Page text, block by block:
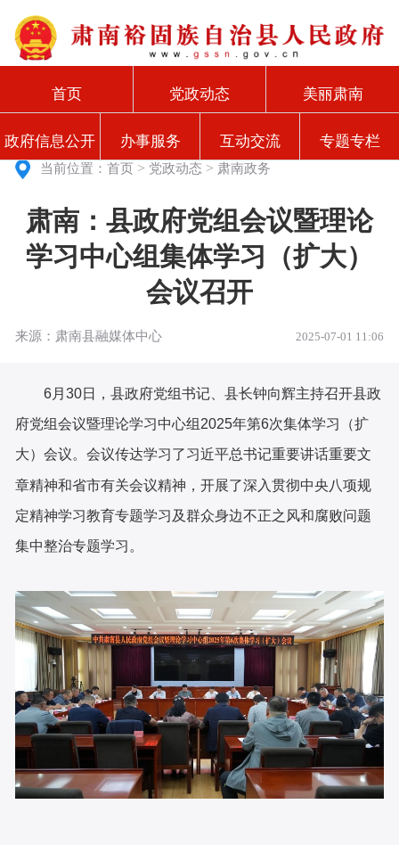
首页 党政动态 美丽肃南
政府信息公开 办事服务 互动交流 专题专栏
当前位置：首页 > 党政动态 > 肃南政务
肃南：县政府党组会议暨理论
学习中心组集体学习（扩大）
会议召开
来源：肃南县融媒体中心 2025-07-01 11:06
6月30日，县政府党组书记、县长钟向辉主持召开县政
府党组会议暨理论学习中心组2025年第6次集体学习（扩
大）会议。会议传达学习了习近平总书记重要讲话重要文
章精神和省市有关会议精神，开展了深入贯彻中央八项规
定精神学习教育专题学习及群众身边不正之风和腐败问题
集中整治专题学习。